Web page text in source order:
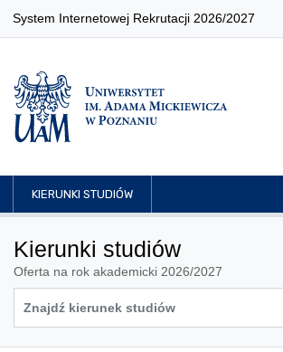
System Internetowej Rekrutacji 2026/2027
KIERUNKI STUDIÓW
Kierunki studiów
Oferta na rok akademicki 2026/2027